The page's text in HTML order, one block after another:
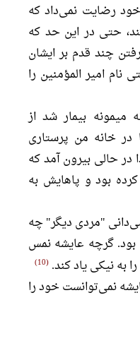
خود رضایت نمی‌داد که
حتی در این حد که
چند قدم بر ایشان
نام امیر المؤمنین را
بیمار شد از
خانه من پرستاری
حالی بیرون آمد که
بود و پاهایش به
"مردی دیگر" چه
گرچه عایشه نمس
به نیکی یاد کند. 10
نمی‌توانست خود را